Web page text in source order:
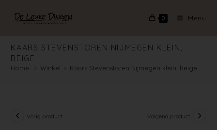
0 Menu
KAARS STEVENSTOREN NIJMEGEN KLEIN,
BEIGE
Home > Winkel > Kaars Stevenstoren Nijmegen klein, beige
Vorig product Volgend product